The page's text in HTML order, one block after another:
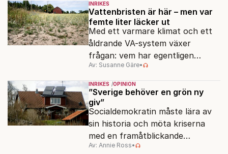
INRIKES
Vattenbristen är här – men var
femte liter läcker ut
Med ett varmare klimat och ett
åldrande VA-system växer
frågan: vem har egentligen
ansvar för Sveriges
vattenresurser?
Av: Susanne Gäre•
INRIKES OPINION
”Sverige behöver en grön ny
giv”
Socialdemokratin måste lära av
sin historia och möta kriserna
med en framåtblickande
strukturpolitik för att göra
Av: Annie Ross•